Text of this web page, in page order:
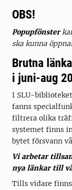
OBS!
Popupfönster
ska kunna
Brutna
i juni-aug
I SLU-
fanns
filtrera olika
systemet finns
bytet försvann
Vi arbetar
nya länkar till
Tills vidare